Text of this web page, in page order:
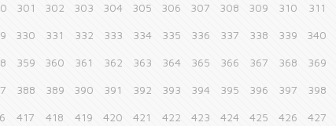
301 302 303 304 305 306 307 308 309 310 311
330 331 332 333 334 335 336 337 338 339 340
359 360 361 362 363 364 365 366 367 368 369
388 389 390 391 392 393 394 395 396 397 398
417 418 419 420 421 422 423 424 425 426 427